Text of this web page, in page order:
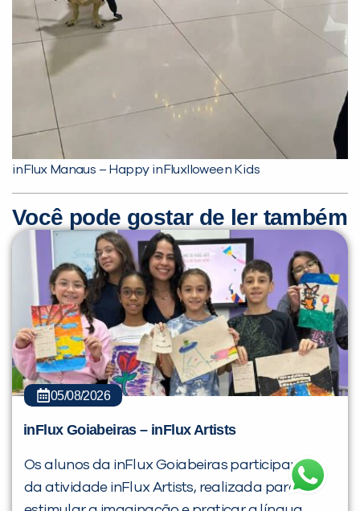
inFlux Manaus – Happy inFluxlloween Kids
Você pode gostar de ler também
05/08/2026
inFlux Goiabeiras – inFlux Artists
Os alunos da inFlux Goiabeiras participaram
da atividade inFlux Artists, realizada para